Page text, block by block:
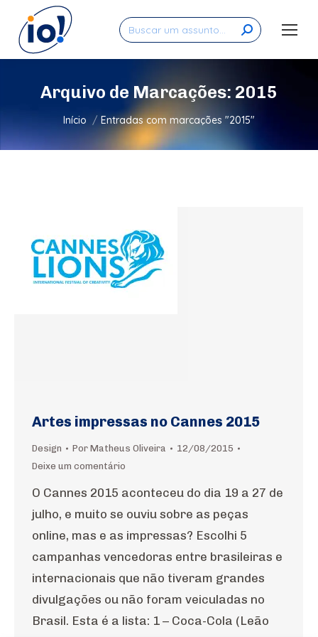
Search:
Arquivo de Marcações: 2015
Você está aqui:
Início Entradas com marcações "2015"
Artes impressas no Cannes 2015
Design Por Matheus Oliveira
12/08/2015
Deixe um comentário
O Cannes 2015 aconteceu do dia 19 a 27 de
julho, e muito se ouviu sobre as peças
online, mas e as impressas? Escolhi 5
campanhas vencedoras entre brasileiras e
internacionais que não tiveram grandes
divulgações ou não foram veiculadas no
Brasil. Esta é a lista: 1 – Coca-Cola (Leão